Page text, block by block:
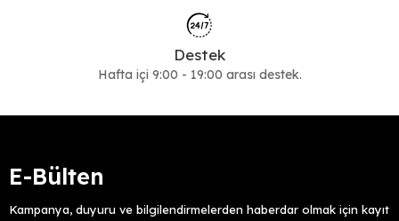
Destek
Hafta içi 9:00 - 19:00 arası destek.
E-Bülten
Kampanya, duyuru ve bilgilendirmelerden haberdar olmak için kayıt